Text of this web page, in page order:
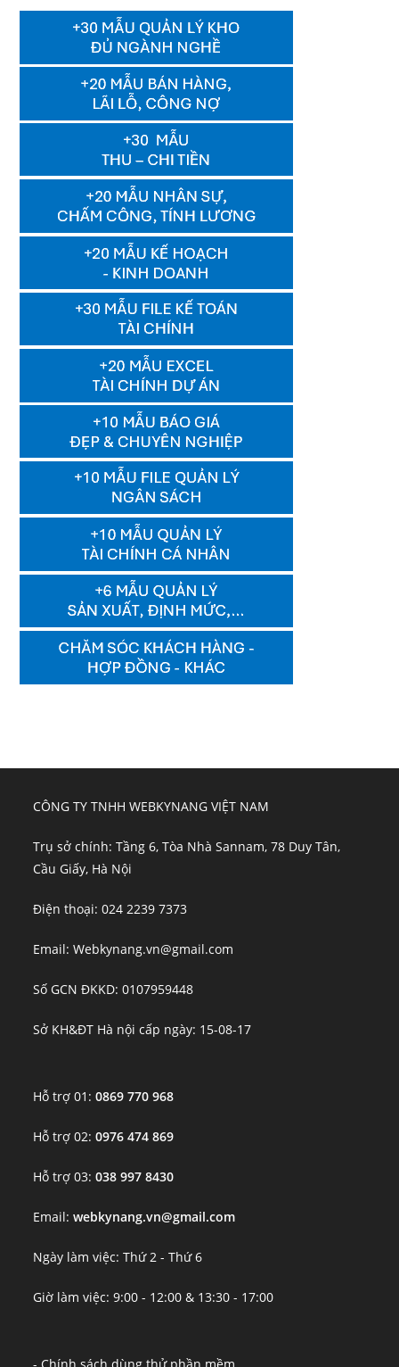
CÔNG TY TNHH WEBKYNANG VIỆT NAM
Trụ sở chính: Tầng 6, Tòa Nhà Sannam, 78 Duy Tân,
Cầu Giấy, Hà Nội
Điện thoại: 024 2239 7373
Email: Webkynang.vn@gmail.com
Số GCN ĐKKD: 0107959448
Sở KH&ĐT Hà nội cấp ngày: 15-08-17
Hỗ trợ 01:0869 770 968
Hỗ trợ 02:0976 474 869
Hỗ trợ 03:038 997 8430
Email:webkynang.vn@gmail.com
Ngày làm việc: Thứ 2 - Thứ 6
Giờ làm việc: 9:00 - 12:00 & 13:30 - 17:00